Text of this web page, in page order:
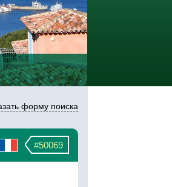
форму поиска
#50069